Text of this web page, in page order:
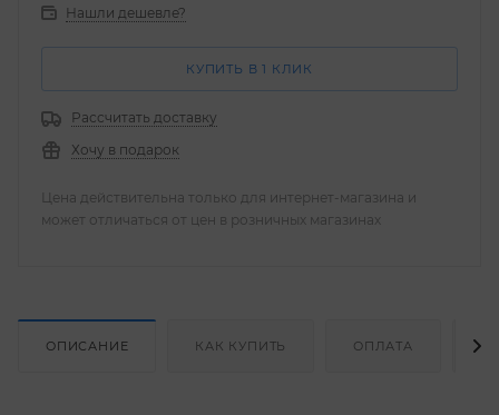
Нашли дешевле?
КУПИТЬ В 1 КЛИК
Рассчитать доставку
Хочу в подарок
Цена действительна только для интернет-магазина и
может отличаться от цен в розничных магазинах
ОПИСАНИЕ КАК КУПИТЬ ОПЛАТА